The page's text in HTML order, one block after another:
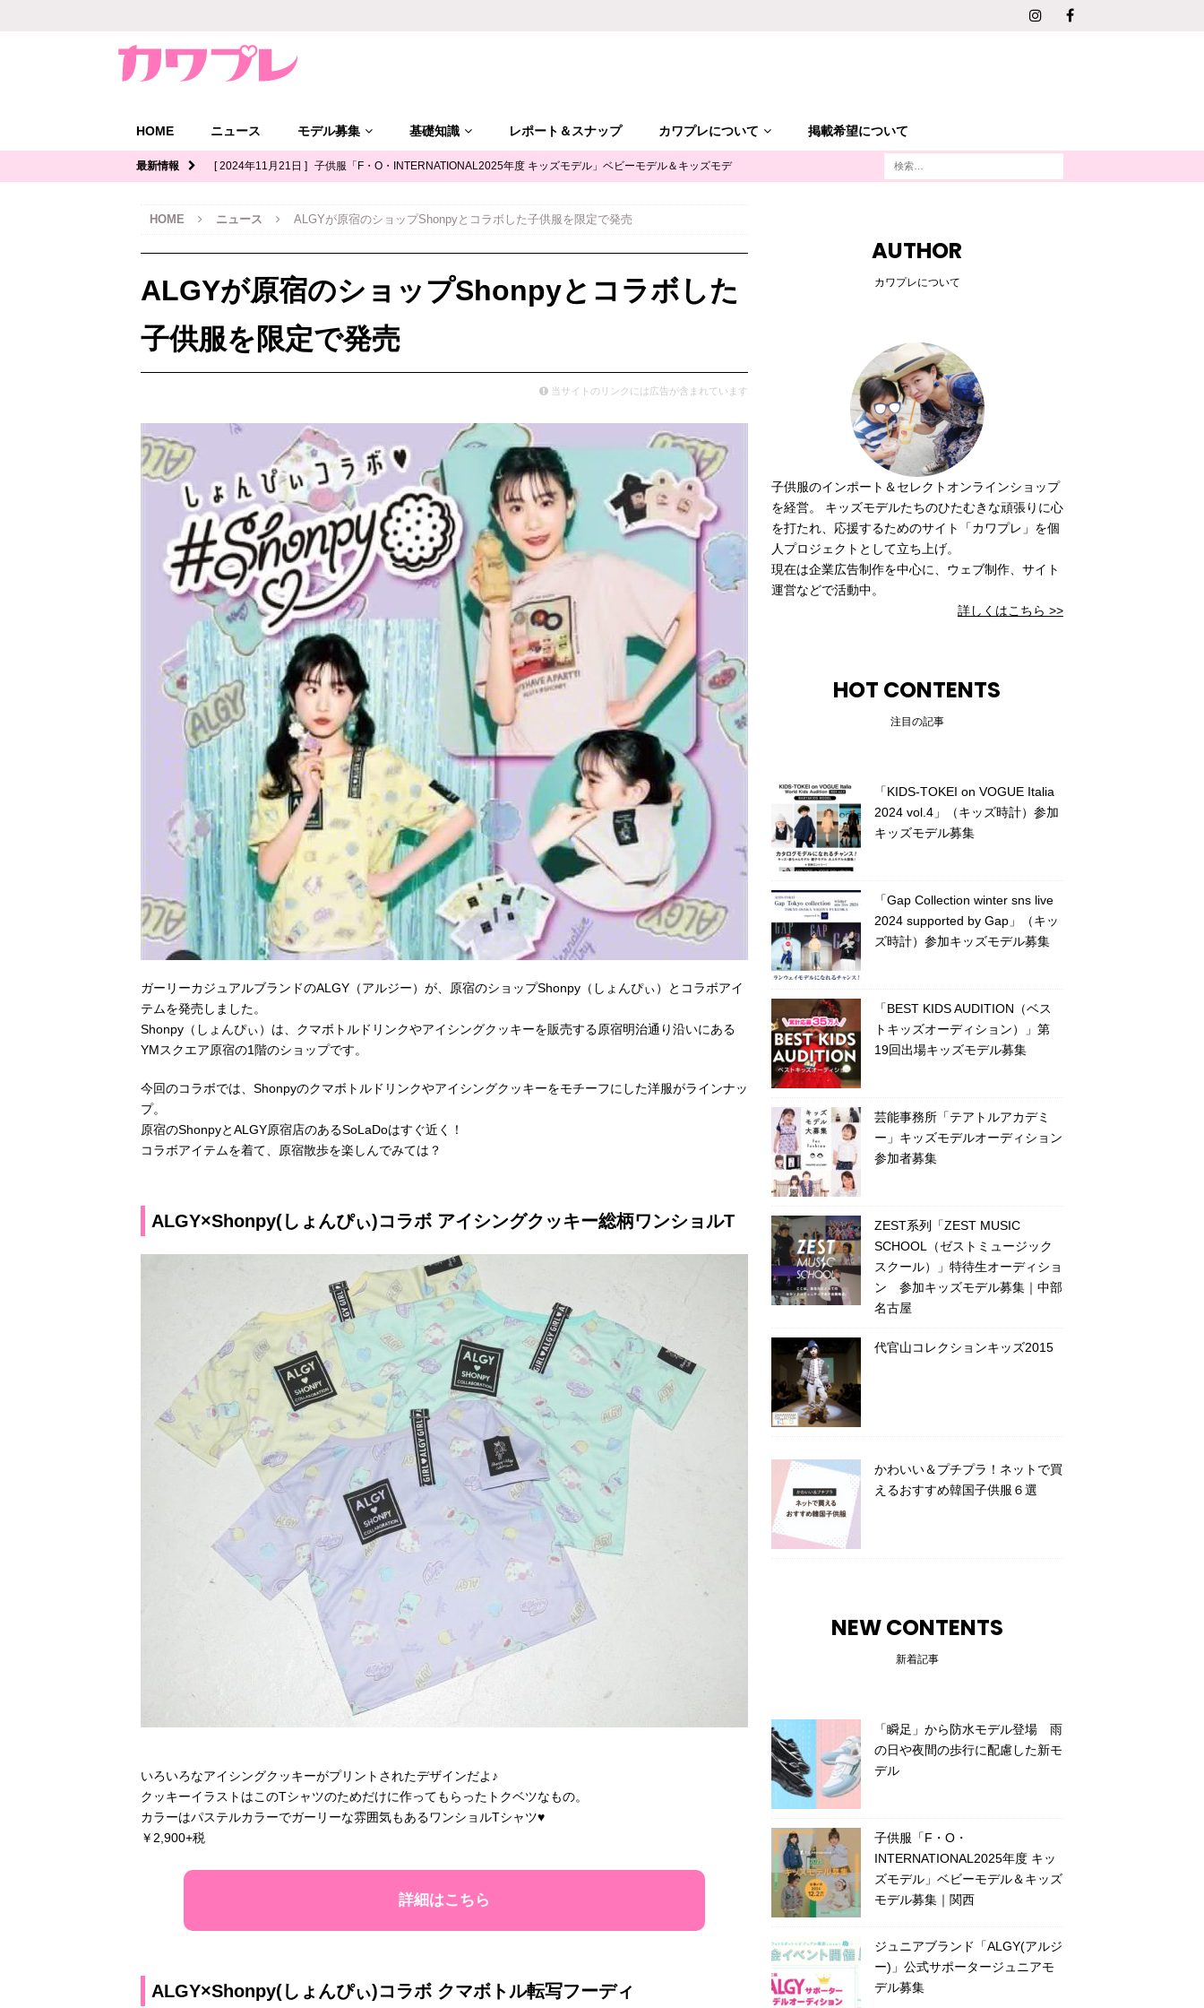
HOME ニュース モデル募集 基礎知識 レポート＆スナップ カワプレについて 掲載希望について
最新情報 [ 2024年11月21日 ] 子供服「F・O・INTERNATIONAL2025年度 キッズモデル」ベビーモデル＆キッズモデ
[ 2024年11月12日 ] ジュニアブランド「ALGY(アルジー)」公式サポータージュニアモデル募集
デル募集
[ 2024年11月11日 ] 写真館「YOUSmile（ユースマイル）」七五三キッズモデル募集｜兵庫 キッズモデ
[ 2024年11月8日 ] 「イオンモール多摩平の森」ファッションショー参加キッズモデル募集｜関東東京
HOME ニュース ALGYが原宿のショップShonpyとコラボした子供服を限定で発売
ALGYが原宿のショップShonpyとコラボした
子供服を限定で発売
当サイトのリンクには広告が含まれています
ガーリーカジュアルブランドのALGY（アルジー）が、原宿のショップShonpy（しょんぴぃ）とコラボアイ
テムを発売しました。
Shonpy（しょんぴぃ）は、クマボトルドリンクやアイシングクッキーを販売する原宿明治通り沿いにある
YMスクエア原宿の1階のショップです。
今回のコラボでは、Shonpyのクマボトルドリンクやアイシングクッキーをモチーフにした洋服がラインナッ
プ。
原宿のShonpyとALGY原宿店のあるSoLaDoはすぐ近く！
コラボアイテムを着て、原宿散歩を楽しんでみては？
ALGY×Shonpy(しょんぴぃ)コラボ アイシングクッキー総柄ワンショルT
いろいろなアイシングクッキーがプリントされたデザインだよ♪
クッキーイラストはこのTシャツのためだけに作ってもらったトクベツなもの。
カラーはパステルカラーでガーリーな雰囲気もあるワンショルTシャツ♥
￥2,900+税
詳細はこちら
ALGY×Shonpy(しょんぴぃ)コラボ クマボトル転写フーディ
AUTHOR
カワプレについて
子供服のインポート＆セレクトオンラインショップ
を経営。 キッズモデルたちのひたむきな頑張りに心
を打たれ、応援するためのサイト「カワプレ」を個
人プロジェクトとして立ち上げ。
現在は企業広告制作を中心に、ウェブ制作、サイト
運営などで活動中。
詳しくはこちら >>
HOT CONTENTS
注目の記事
「KIDS-TOKEI on VOGUE Italia
2024 vol.4」（キッズ時計）参加
キッズモデル募集
「Gap Collection winter sns live
2024 supported by Gap」（キッ
ズ時計）参加キッズモデル募集
「BEST KIDS AUDITION（ベス
トキッズオーディション）」第
19回出場キッズモデル募集
芸能事務所「テアトルアカデミ
ー」キッズモデルオーディション
参加者募集
ZEST系列「ZEST MUSIC
SCHOOL（ゼストミュージック
スクール）」特待生オーディショ
ン 参加キッズモデル募集｜中部
名古屋
代官山コレクションキッズ2015
かわいい＆プチプラ！ネットで買
えるおすすめ韓国子供服６選
NEW CONTENTS
新着記事
「瞬足」から防水モデル登場 雨
の日や夜間の歩行に配慮した新モ
デル
子供服「F・O・
INTERNATIONAL2025年度 キッ
ズモデル」ベビーモデル＆キッズ
モデル募集｜関西
ジュニアブランド「ALGY(アルジ
ー)」公式サポータージュニアモ
デル募集